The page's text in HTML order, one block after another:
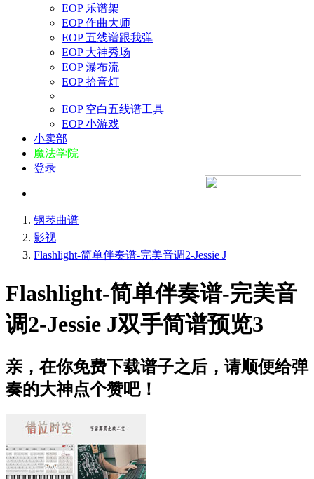
EOP 乐谱架
EOP 作曲大师
EOP 五线谱跟我弹
EOP 大神秀场
EOP 瀑布流
EOP 拾音灯
EOP 空白五线谱工具
EOP 小游戏
小卖部
魔法学院
登录
钢琴曲谱
影视
Flashlight-简单伴奏谱-完美音调2-Jessie J
Flashlight-简单伴奏谱-完美音
调2-Jessie J双手简谱预览3
亲，在你免费下载谱子之后，请顺便给弹
奏的大神点个赞吧！